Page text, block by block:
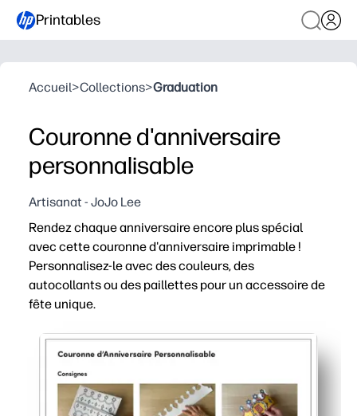
Printables
Accueil>Collections>Graduation
Couronne d'anniversaire
personnalisable
Artisanat - JoJo Lee
Rendez chaque anniversaire encore plus spécial
avec cette couronne d'anniversaire imprimable !
Personnalisez-le avec des couleurs, des
autocollants ou des paillettes pour un accessoire de
fête unique.